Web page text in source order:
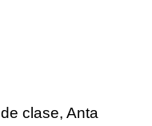
clase, Anta